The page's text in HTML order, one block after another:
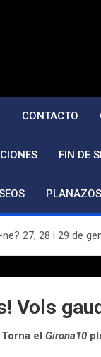
CONTACTO
FIN DE
27, 28 i 29 de
Vols
Torna el Girona10